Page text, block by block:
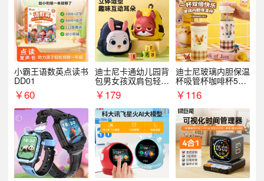
小霸王语数英点读书
DD01
￥60
迪士尼卡通幼儿园背
包男女孩双肩包轻便
可爱小背包B20107
￥179
迪士尼玻璃内胆保温
杯吸管杯咖啡杯530
MLH15135
￥116